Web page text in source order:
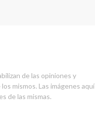
de las opiniones y
mismos. Las imágenes aquí
de las mismas.